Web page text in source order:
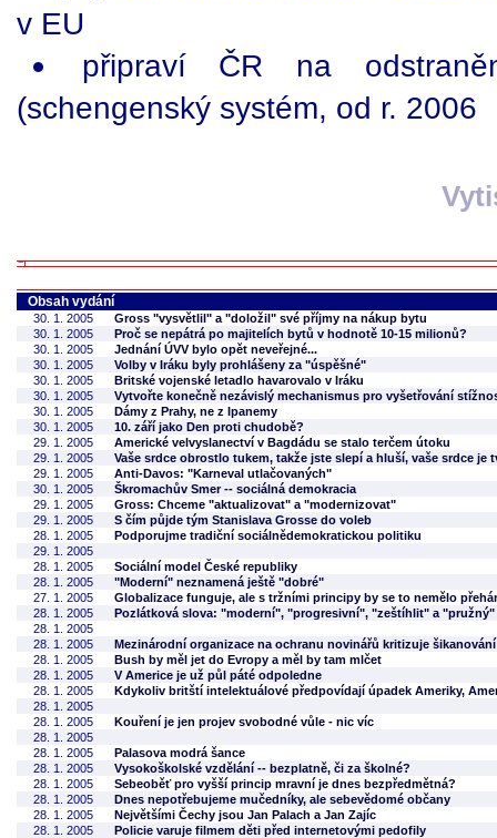
v EU
připraví ČR na
(schengenský systém, od r. 2006
Obsah vydání
30. 1. 2005
Gross "vysvětlil" a "doložil" své příjmy na nákup bytu
30. 1. 2005
Proč se nepátrá po majitelích bytů v hodnotě 10-15 milionů?
30. 1. 2005
Jednání ÚVV bylo opět neveřejné...
30. 1. 2005
Volby v Iráku byly prohlášeny za "úspěšné"
30. 1. 2005
Britské vojenské letadlo havarovalo v Iráku
30. 1. 2005
Vytvořte konečně nezávislý mechanismus pro vyšetřování
30. 1. 2005
Dámy z Prahy, ne z Ipanemy
30. 1. 2005
10. září jako Den proti chudobě?
29. 1. 2005
Americké velvyslanectví v Bagdádu se stalo terčem útoku
29. 1. 2005
Vaše srdce obrostlo tukem, takže jste slepí a hluší, vaše srdce je
29. 1. 2005
Anti-Davos: "Karneval utlačovaných"
30. 1. 2005
Škromachův Smer -- sociálná demokracia
29. 1. 2005
Gross: Chceme "aktualizovat" a "modernizovat"
29. 1. 2005
S čím půjde tým Stanislava Grosse do voleb
28. 1. 2005
Podporujme tradiční sociálnědemokratickou politiku
29. 1. 2005
28. 1. 2005
Sociální model České republiky
28. 1. 2005
"Moderní" neznamená ještě "dobré"
27. 1. 2005
Globalizace funguje, ale s tržními principy by se to nemělo
28. 1. 2005
Pozlátková slova: "moderní", "progresivní", "zeštíhlit" a "pružný"
28. 1. 2005
28. 1. 2005
Mezinárodní organizace na ochranu novinářů kritizuje
28. 1. 2005
Bush by měl jet do Evropy a měl by tam mlčet
28. 1. 2005
V Americe je už půl páté odpoledne
28. 1. 2005
Kdykoliv britští intelektuálové předpovídají úpadek Ameriky,
28. 1. 2005
28. 1. 2005
Kouření je jen projev svobodné vůle - nic víc
28. 1. 2005
28. 1. 2005
Palasova modrá šance
28. 1. 2005
Vysokoškolské vzdělání -- bezplatně, či za školné?
28. 1. 2005
Sebeoběť pro vyšší princip mravní je dnes bezpředmětná?
28. 1. 2005
Dnes nepotřebujeme mučedníky, ale sebevědomé občany
28. 1. 2005
Největšími Čechy jsou Jan Palach a Jan Zajíc
28. 1. 2005
Policie varuje filmem děti před internetovými pedofily